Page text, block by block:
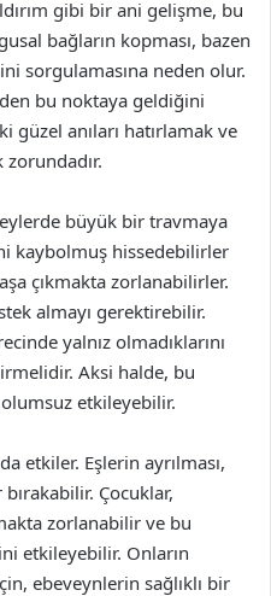
gibi bir ani gelişme, bu
bağların kopması, bazen
sorgulamasına neden olur.
bu noktaya geldiğini
güzel anıları hatırlamak ve
büyük bir travmaya
kaybolmuş hissedebilirler
çıkmakta zorlanabilirler.
almayı gerektirebilir.
yalnız olmadıklarını
Aksi halde, bu
etkileyebilir.
etkiler. Eşlerin ayrılması,
Çocuklar,
zorlanabilir ve bu
etkileyebilir. Onların
ebeveynlerin sağlıklı bir